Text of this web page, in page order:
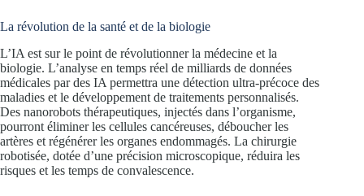
La révolution de la santé et de la biologie
L’IA est sur le point de révolutionner la médecine et la
biologie. L’analyse en temps réel de milliards de données
médicales par des IA permettra une détection ultra-précoce des
maladies et le développement de traitements personnalisés.
Des nanorobots thérapeutiques, injectés dans l’organisme,
pourront éliminer les cellules cancéreuses, déboucher les
artères et régénérer les organes endommagés. La chirurgie
robotisée, dotée d’une précision microscopique, réduira les
risques et les temps de convalescence.